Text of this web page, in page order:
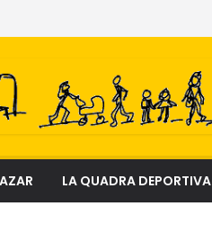
de Quito
el delito en
LA QUADRA DEPORTIVA